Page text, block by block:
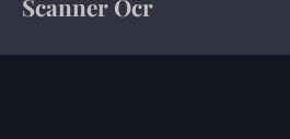
Scanner Ocr